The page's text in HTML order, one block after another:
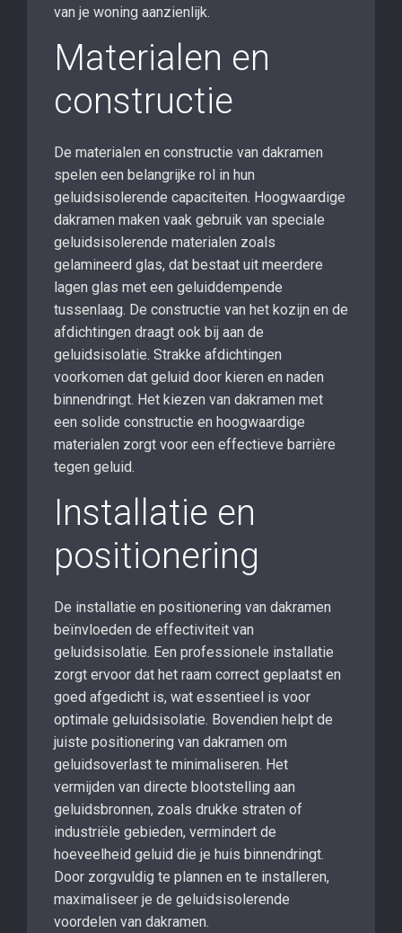
van je woning aanzienlijk.
Materialen en
constructie
De materialen en constructie van dakramen
spelen een belangrijke rol in hun
geluidsisolerende capaciteiten. Hoogwaardige
dakramen maken vaak gebruik van speciale
geluidsisolerende materialen zoals
gelamineerd glas, dat bestaat uit meerdere
lagen glas met een geluiddempende
tussenlaag. De constructie van het kozijn en de
afdichtingen draagt ook bij aan de
geluidsisolatie. Strakke afdichtingen
voorkomen dat geluid door kieren en naden
binnendringt. Het kiezen van dakramen met
een solide constructie en hoogwaardige
materialen zorgt voor een effectieve barrière
tegen geluid.
Installatie en
positionering
De installatie en positionering van dakramen
beïnvloeden de effectiviteit van
geluidsisolatie. Een professionele installatie
zorgt ervoor dat het raam correct geplaatst en
goed afgedicht is, wat essentieel is voor
optimale geluidsisolatie. Bovendien helpt de
juiste positionering van dakramen om
geluidsoverlast te minimaliseren. Het
vermijden van directe blootstelling aan
geluidsbronnen, zoals drukke straten of
industriële gebieden, vermindert de
hoeveelheid geluid die je huis binnendringt.
Door zorgvuldig te plannen en te installeren,
maximaliseer je de geluidsisolerende
voordelen van dakramen.